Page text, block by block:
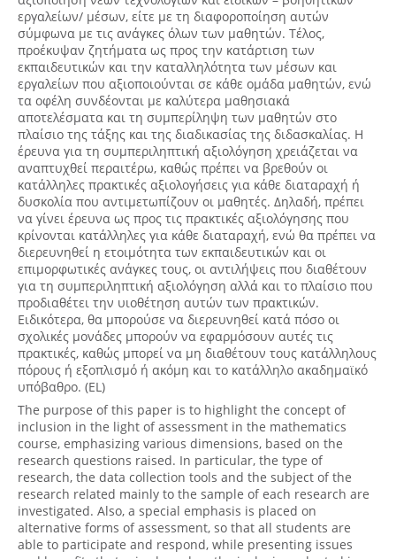
εργαλείων/ μέσων, είτε με τη διαφοροποίηση αυτών
σύμφωνα με τις ανάγκες όλων των μαθητών. Τέλος,
προέκυψαν ζητήματα ως προς την κατάρτιση των
εκπαιδευτικών και την καταλληλότητα των μέσων και
εργαλείων που αξιοποιούνται σε κάθε ομάδα μαθητών, ενώ
τα οφέλη συνδέονται με καλύτερα μαθησιακά
αποτελέσματα και τη συμπερίληψη των μαθητών στο
πλαίσιο της τάξης και της διαδικασίας της διδασκαλίας. Η
έρευνα για τη συμπεριληπτική αξιολόγηση χρειάζεται να
αναπτυχθεί περαιτέρω, καθώς πρέπει να βρεθούν οι
κατάλληλες πρακτικές αξιολογήσεις για κάθε διαταραχή ή
δυσκολία που αντιμετωπίζουν οι μαθητές. Δηλαδή, πρέπει
να γίνει έρευνα ως προς τις πρακτικές αξιολόγησης που
κρίνονται κατάλληλες για κάθε διαταραχή, ενώ θα πρέπει να
διερευνηθεί η ετοιμότητα των εκπαιδευτικών και οι
επιμορφωτικές ανάγκες τους, οι αντιλήψεις που διαθέτουν
για τη συμπεριληπτική αξιολόγηση αλλά και το πλαίσιο που
προδιαθέτει την υιοθέτηση αυτών των πρακτικών.
Ειδικότερα, θα μπορούσε να διερευνηθεί κατά πόσο οι
σχολικές μονάδες μπορούν να εφαρμόσουν αυτές τις
πρακτικές, καθώς μπορεί να μη διαθέτουν τους κατάλληλους
πόρους ή εξοπλισμό ή ακόμη και το κατάλληλο ακαδημαϊκό
υπόβαθρο. (EL)
The purpose of this paper is to highlight the concept of
inclusion in the light of assessment in the mathematics
course, emphasizing various dimensions, based on the
research questions raised. In particular, the type of
research, the data collection tools and the subject of the
research related mainly to the sample of each research are
investigated. Also, a special emphasis is placed on
alternative forms of assessment, so that all students are
able to participate and respond, while presenting issues